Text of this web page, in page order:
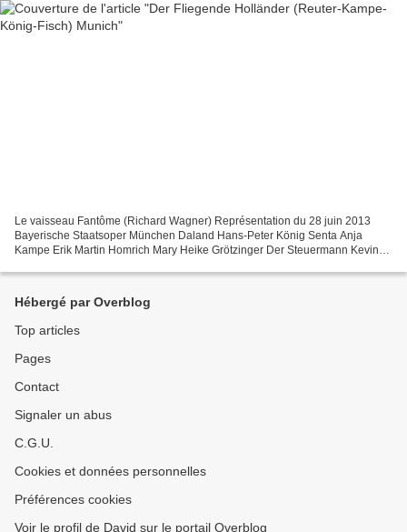
Le vaisseau Fantôme (Richard Wagner) Représentation du 28 juin 2013
Bayerische Staatsoper München Daland Hans-Peter König Senta Anja
Kampe Erik Martin Homrich Mary Heike Grötzinger Der Steuermann Kevin
Hébergé par Overblog
Top articles
Pages
Contact
Signaler un abus
C.G.U.
Cookies et données personnelles
Préférences cookies
Voir le profil de David sur le portail Overblog